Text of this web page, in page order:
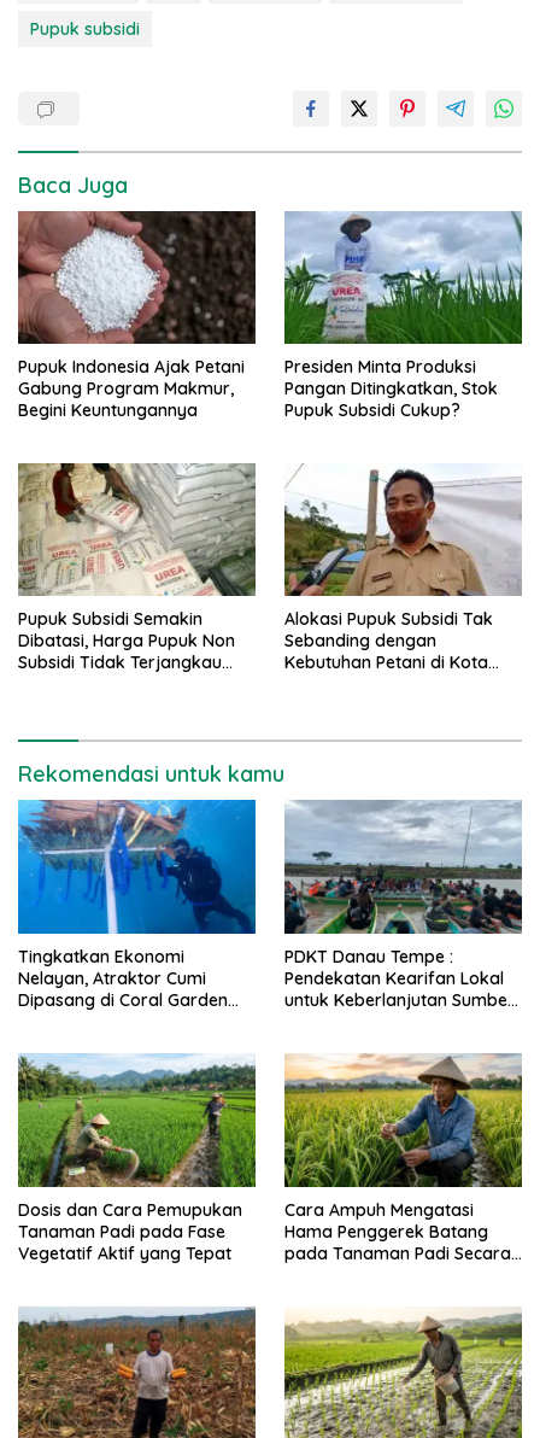
Pupuk subsidi
Baca Juga
Pupuk Indonesia Ajak Petani
Gabung Program Makmur,
Begini Keuntungannya
Presiden Minta Produksi
Pangan Ditingkatkan, Stok
Pupuk Subsidi Cukup?
Pupuk Subsidi Semakin
Dibatasi, Harga Pupuk Non
Subsidi Tidak Terjangkau
Alokasi Pupuk Subsidi Tak
Sebanding dengan
Kebutuhan Petani di Kota
Rekomendasi untuk kamu
Tingkatkan Ekonomi
Nelayan, Atraktor Cumi
Dipasang di Coral Garden
PDKT Danau Tempe :
Pendekatan Kearifan Lokal
untuk Keberlanjutan Sumber
Dosis dan Cara Pemupukan
Tanaman Padi pada Fase
Vegetatif Aktif yang Tepat
Cara Ampuh Mengatasi
Hama Penggerek Batang
pada Tanaman Padi Secara